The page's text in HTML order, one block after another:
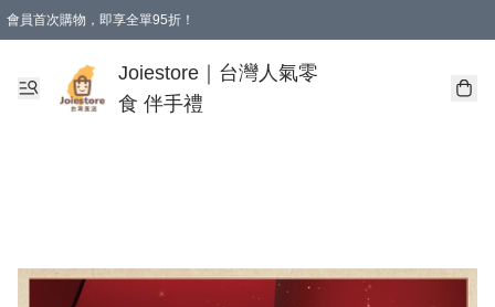
會員首次購物，即享全單95折！
購物滿 HKD 350.00即享免運費優惠！（適用於 本地送貨、本地取貨 )
Joiestore｜台灣人氣零
食 伴手禮